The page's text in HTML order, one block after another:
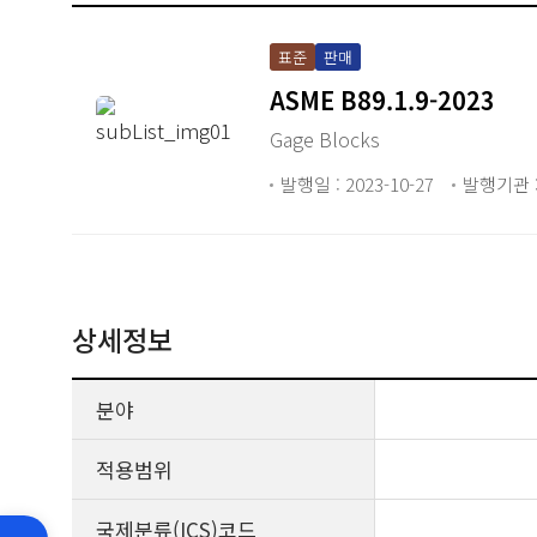
표준 판매
ASME B89.1.9-2023
Gage Blocks
발행일 : 2023-10-27 발행기관
상세정보
분야
적용범위
국제분류(ICS)코드